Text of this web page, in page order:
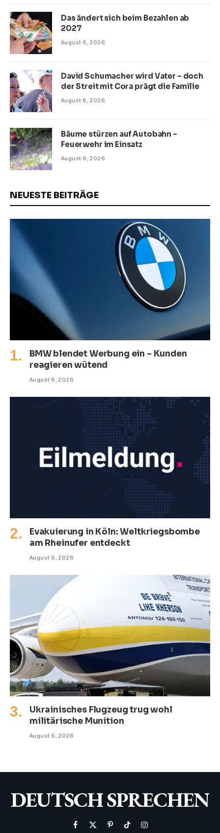
Das ändert sich beim Bezahlen ab
2027
August 6, 2026
David Schumacher wird Vater – doch
der Streit mit Cora prägt die Familie
August 6, 2026
Bäume stürzen auf Autobahn –
Feuerwehr im Einsatz
August 6, 2026
NEUESTE BEITRÄGE
BMW blendet Werbung ein – Kunden
reagieren wütend
August 6, 2026
Evakuierung in Köln: Weltkriegsbombe
am Rheinufer entdeckt
August 6, 2026
Ukrainisches Flugzeug trug wohl
militärische Munition
August 6, 2026
Facebook
X Pinterest
TikTokInstagram